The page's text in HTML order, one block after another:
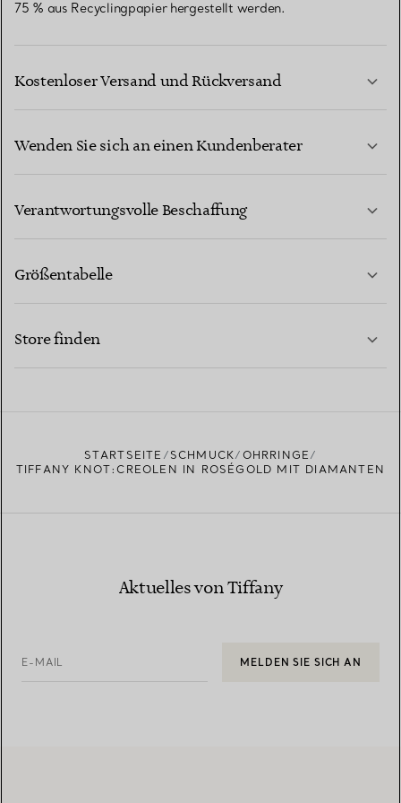
75 % aus Recyclingpapier hergestellt werden.
Kostenloser Versand und Rückversand
Wenden Sie sich an einen Kundenberater
Verantwortungsvolle Beschaffung
Größentabelle
Store finden
STARTSEITE SCHMUCK
OHRRINGE
TIFFANY KNOT:CREOLEN IN ROSÉGOLD MIT DIAMANTEN
Aktuelles von Tiffany
E-MAIL MELDEN SIE SICH AN